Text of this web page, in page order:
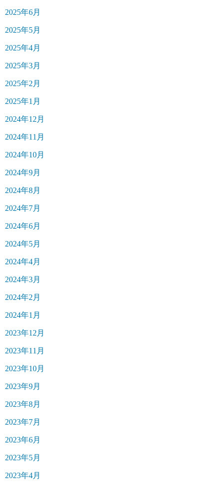
2025年6月
2025年5月
2025年4月
2025年3月
2025年2月
2025年1月
2024年12月
2024年11月
2024年10月
2024年9月
2024年8月
2024年7月
2024年6月
2024年5月
2024年4月
2024年3月
2024年2月
2024年1月
2023年12月
2023年11月
2023年10月
2023年9月
2023年8月
2023年7月
2023年6月
2023年5月
2023年4月